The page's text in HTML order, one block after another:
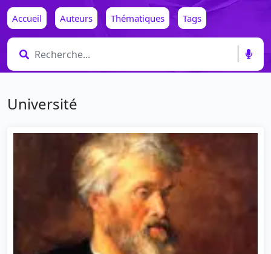
Accueil Auteurs Thématiques Tags
Université